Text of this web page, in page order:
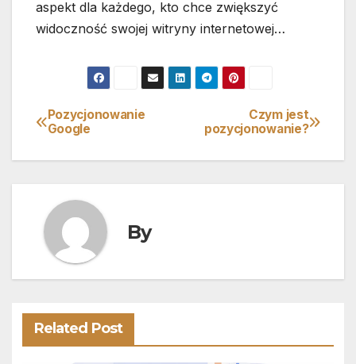
aspekt dla każdego, kto chce zwiększyć
widoczność swojej witryny internetowej…
Nawigacja
wpisu
Czym jest
pozycjonowanie?
Pozycjonowanie
Google
By
Related Post